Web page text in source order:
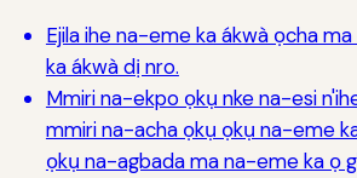
Ejila ihe na-eme ka ákwà ọcha
ka ákwà dị nro.
Mmiri na-ekpo ọkụ nke na-esi
mmiri na-acha ọkụ ọkụ na-eme
ọkụ na-agbada ma na-eme ka ọ